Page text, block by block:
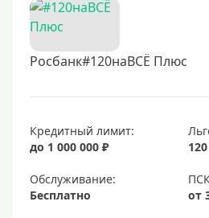
Росбанк#120наВСЁ Плюс
Кредитный лимит:
до 1 000 000 ₽
Обслуживание:
Бесплатно